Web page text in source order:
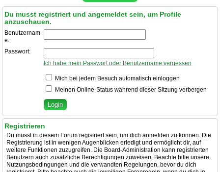
Du musst registriert und angemeldet sein, um Profile
anzuschauen.
Benutzernam
e:
Passwort:
Ich habe mein Passwort oder Benutzername vergessen
Mich bei jedem Besuch automatisch einloggen
Meinen Online-Status während dieser Sitzung verbergen
Registrieren
Du musst in diesem Forum registriert sein, um dich anmelden zu können. Die
Registrierung ist in wenigen Augenblicken erledigt und ermöglicht dir, auf
weitere Funktionen zuzugreifen. Die Board-Administration kann registrierten
Benutzern auch zusätzliche Berechtigungen zuweisen. Beachte bitte unsere
Nutzungsbedingungen und die verwandten Regelungen, bevor du dich